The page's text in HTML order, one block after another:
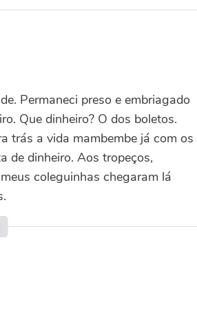
Permaneci preso e embriagado
Que dinheiro? O dos boletos.
trás a vida mambembe já com os
de dinheiro. Aos tropeços,
coleguinhas chegaram lá